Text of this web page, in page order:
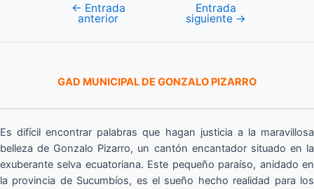
Navegación
← Entrada
anterior
Entrada
siguiente →
GAD MUNICIPAL DE GONZALO PIZARRO
Es difícil encontrar palabras que hagan justicia a la maravillosa
belleza de Gonzalo Pizarro, un cantón encantador situado en la
exuberante selva ecuatoriana. Este pequeño paraíso, anidado en
la provincia de Sucumbíos, es el sueño hecho realidad para los